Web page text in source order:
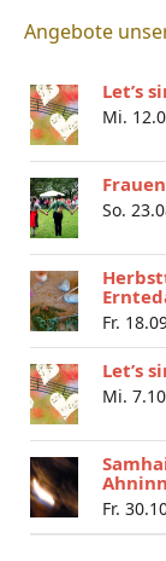
Angebote
Let’s
Mi.
So.
Fr.
Let’s
Mi.
Fr.